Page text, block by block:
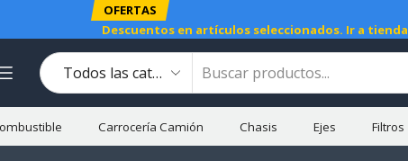
OFERTAS
Descuentos en artículos seleccionados. Ir a tienda
Carrocería Camión Chasis Ejes Filtros